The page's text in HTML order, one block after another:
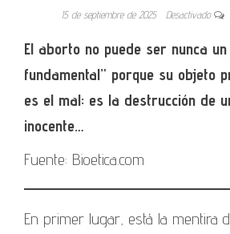
15 de septiembre de 2025 Desactivado
El aborto no puede ser nunca
fundamental” porque su objeto
es el mal: es la destrucción de
inocente…
Fuente: Bioetica.com
En primer lugar, está la mentira